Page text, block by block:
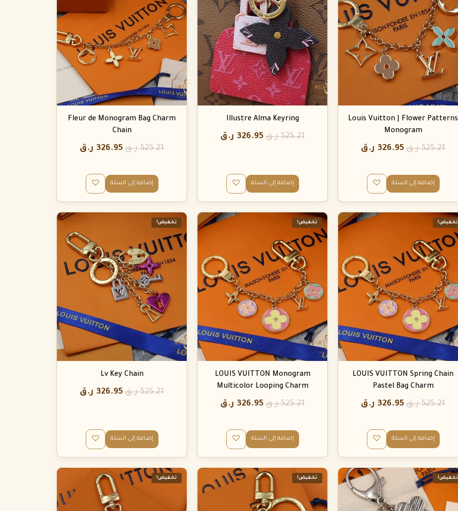
Louis Vuitton | Flower Patterns
Monogram
525.21 ر.ق 326.95 ر.ق
إضافة إلى السلة
Illustre Alma Keyring
525.21 ر.ق 326.95 ر.ق
إضافة إلى السلة
Fleur de Monogram Bag Charm
Chain
525.21 ر.ق 326.95 ر.ق
إضافة إلى السلة
تخفيض!
LOUIS VUITTON Spring Chain
Pastel Bag Charm
525.21 ر.ق 326.95 ر.ق
إضافة إلى السلة
تخفيض!
LOUIS VUITTON Monogram
Multicolor Looping Charm
525.21 ر.ق 326.95 ر.ق
إضافة إلى السلة
تخفيض!
Lv Key Chain
525.21 ر.ق 326.95 ر.ق
إضافة إلى السلة
تخفيض! تخفيض! تخفيض!